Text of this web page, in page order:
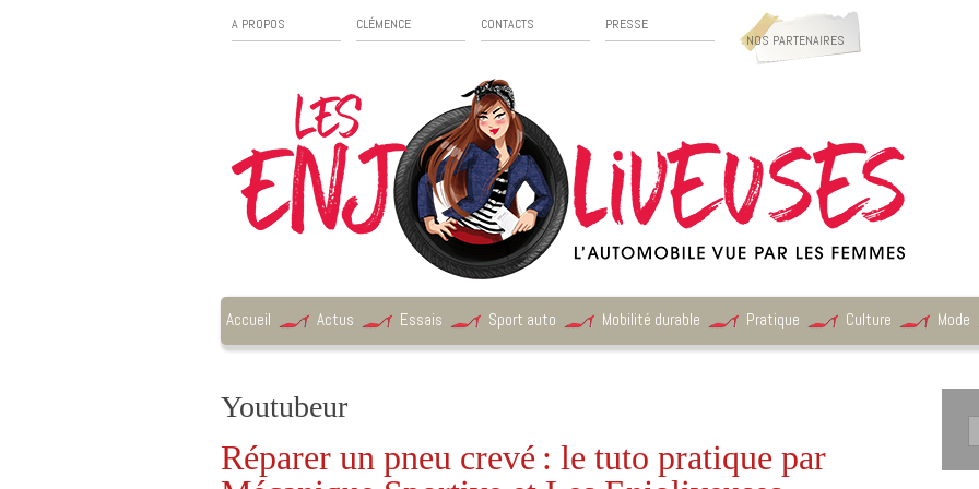
A PROPOS CLÉMENCE CONTACTS
PRESSE
NOS PARTENAIRES
Accueil Actus Essais Sport auto Mobilité durable Pratique Culture Mode
Youtubeur
Réparer un pneu crevé : le tuto pratique par